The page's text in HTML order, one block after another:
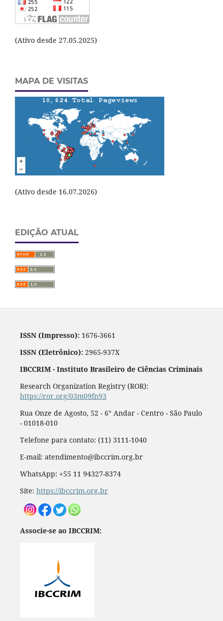
(Ativo desde 27.05.2025)
MAPA DE VISITAS
(Ativo desde 16.07.2026)
EDIÇÃO ATUAL
ISSN (Impresso):1676-3661
ISSN (Eletrônico):2965-937X
IBCCRIM - Instituto Brasileiro de Ciências Criminais
Research Organization Registry (ROR):
https://ror.org/03m09fn93
Rua Onze de Agosto, 52 - 6° Andar - Centro - São Paulo
- 01018-010
Telefone para contato: (11) 3111-1040
E-mail: atendimento@ibccrim.org.br
WhatsApp: +55 11 94327-8374
Site: https://ibccrim.org.br
Associe-se ao IBCCRIM: